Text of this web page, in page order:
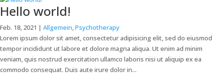
Hello world!
Feb. 18, 2021 | Allgemein,Psychotherapy
Lorem ipsum dolor sit amet, consectetur adipisicing elit, sed do eiusmod
tempor incididunt ut labore et dolore magna aliqua. Ut enim ad minim
veniam, quis nostrud exercitation ullamco laboris nisi ut aliquip ex ea
commodo consequat. Duis aute irure dolor in...